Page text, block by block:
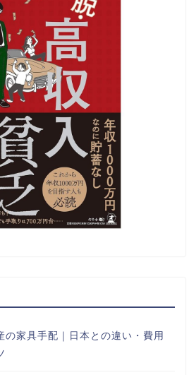
の家具手配｜日本との違い・費用